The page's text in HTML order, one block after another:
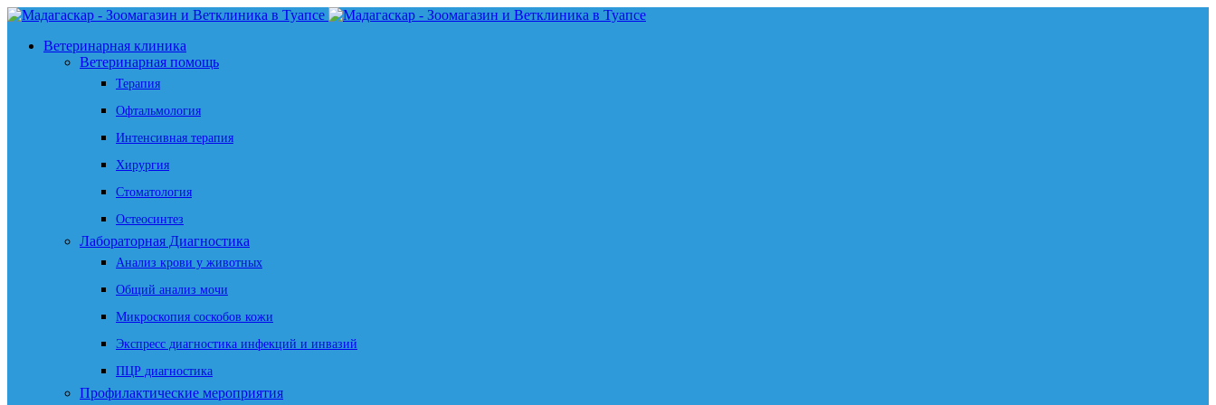
Ветеринарная клиника
Ветеринарная помощь
Терапия
Офтальмология
Интенсивная терапия
Хирургия
Стоматология
Остеосинтез
Лабораторная Диагностика
Анализ крови у животных
Общий анализ мочи
Микроскопия соскобов кожи
Экспресс диагностика инфекций и инвазий
ПЦР диагностика
Профилактические мероприятия